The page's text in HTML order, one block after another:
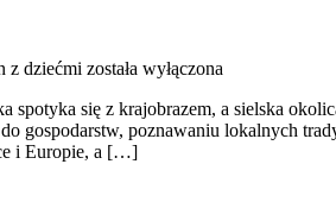
z dziećmi została wyłączona
się z krajobrazem, a sielska
gospodarstw, poznawaniu lokalnych
i Europie, a […]